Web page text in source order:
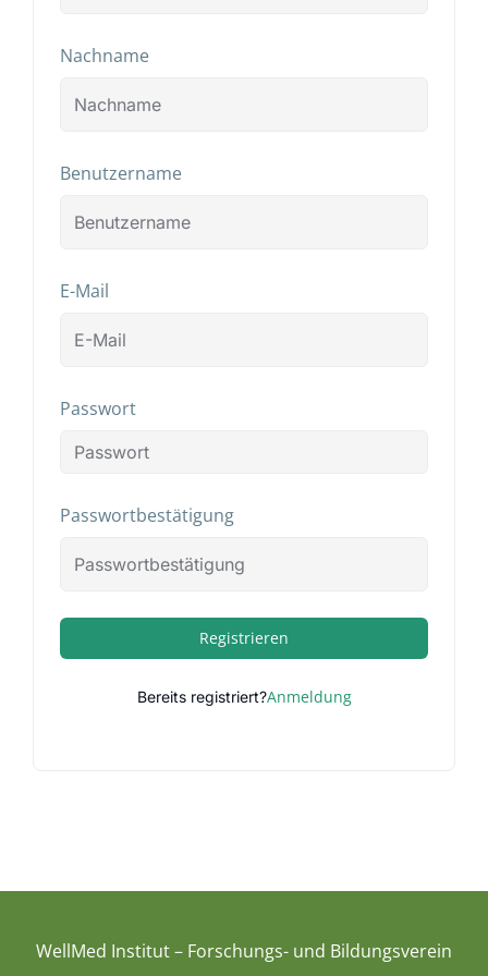
Nachname
Benutzername
E-Mail
Passwort
Passwortbestätigung
Registrieren
Bereits registriert?Anmeldung
WellMed Institut – Forschungs- und Bildungsverein